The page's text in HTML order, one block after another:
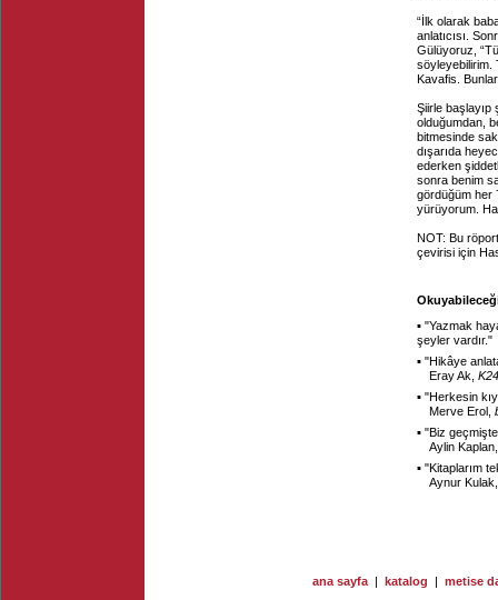
“İlk olarak
anlatıcısı.
Gülüyoruz,
söyleyebilirim.
Kavafis.
Şiirle başlayıp
olduğumdan,
bitmesinde
dışarıda
ederken
sonra benim
gördüğüm her
yürüyorum.
NOT: Bu
çevirisi için
▪ "Yazmak
şeyler vardır."
▪ "Hikâye
Eray Ak, K24
▪ "Herkesin
Merve Erol,
▪ "Biz
Aylin
▪ "Kitaplarım
Aynur
ana sayfa | katalog | metise